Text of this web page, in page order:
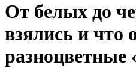
От белых до
взялись и что
разноцветные